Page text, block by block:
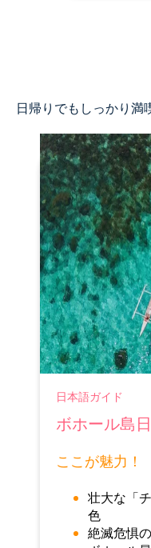
日帰りでもしっかり満
日本語ガイド
ボホール島
ここが魅力！
壮大な「
色
絶滅危惧